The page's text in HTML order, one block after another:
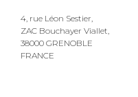
4, rue Léon Sestier,
ZAC Bouchayer Viallet,
38000 GRENOBLE
FRANCE